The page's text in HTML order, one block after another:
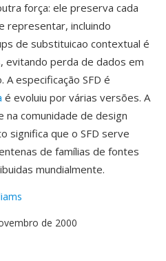
força: ele preserva cada
representar, incluindo
de substituicao contextual é
perda de dados em
especificação SFD é
é evoluiu por várias versões. A
na comunidade de design
significa que o SFD serve
de famílias de fontes
mundialmente.
de 2000